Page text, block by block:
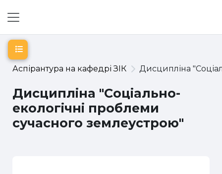
Аспірантура на кафедрі ЗІК Дисципліна
Дисципліна "Соціально-
екологічні проблеми
сучасного землеустрою"
Відкритий покажчик курсу